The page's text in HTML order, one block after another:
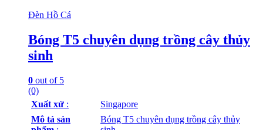
Đèn Hồ Cá
Bóng T5 chuyên dụng trồng cây thủy
sinh
0 out of 5
(0)
Xuất xứ :
Singapore
Mô tả sản
Bóng T5 chuyên dụng trồng cây thủy